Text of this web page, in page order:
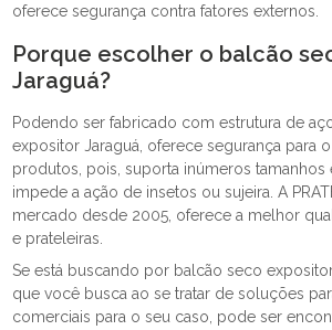
oferece segurança contra fatores externos.
Porque escolher o balcão
Jaraguá?
Podendo ser fabricado com estrutura de
expositor Jaraguá, oferece segurança para
produtos, pois, suporta inúmeros tamanhos
impede a ação de insetos ou sujeira. A
mercado desde 2005, oferece a melhor
e prateleiras.
Se está buscando por balcão seco
que você busca ao se tratar de soluções
comerciais para o seu caso, pode ser